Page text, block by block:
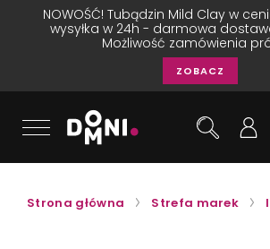
NOWOŚĆ! Tubądzin Mild Clay w
wysyłka w 24h - darmowa
Możliwość zamówienia
ZOBACZ
Strona główna Strefa marek